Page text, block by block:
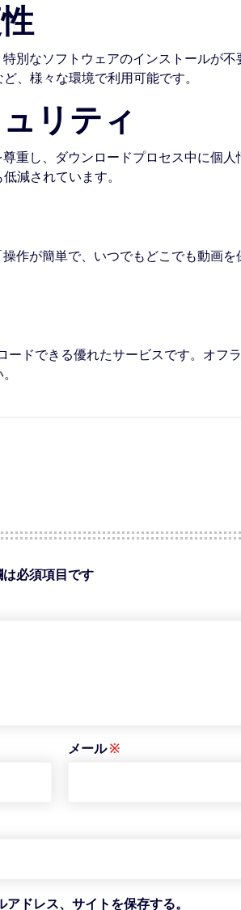
別なソフトウェアのインストールが
、様々な環境で利用可能です。
リティ
重し、ダウンロードプロセス中に個
減されています。
作が簡単で、いつでもどこでも動画
ードできる優れたサービスです。オフ
必須項目です
メール※
ドレス、サイトを保存する。